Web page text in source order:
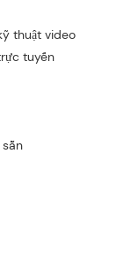
thuật video
tuyến